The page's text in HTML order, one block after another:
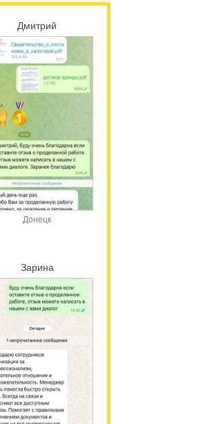
Москва
Дмитрий
Донецк
Зарина